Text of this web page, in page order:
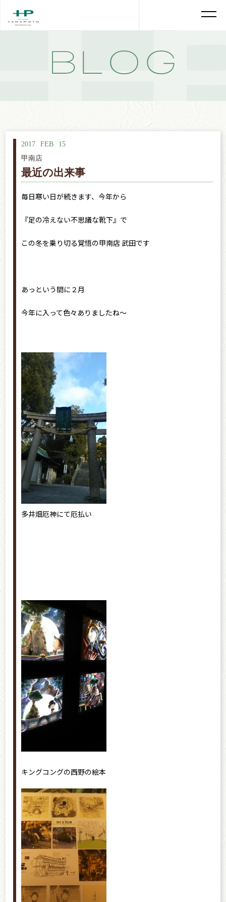
15
2017 FEB
甲南店
最近の出来事
毎日寒い日が続きます、今年から
『足の冷えない不思議な靴下』で
この冬を乗り切る覚悟の甲南店 武田です
あっという間に２月
今年に入って色々ありましたね～
多井畑厄神にて厄払い
キングコングの西野の絵本